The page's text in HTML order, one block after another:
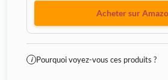
Acheter sur
i Pourquoi voyez-vous ces produits ?